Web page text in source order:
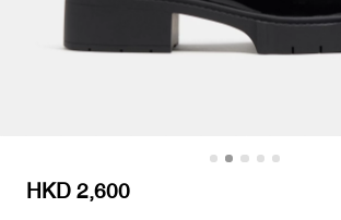
HKD 2,600